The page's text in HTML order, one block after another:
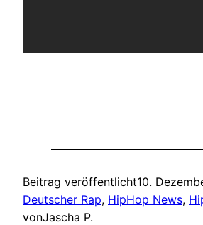
Beitrag veröffentlicht10.
Deutscher Rap, HipHop News,
vonJascha P.